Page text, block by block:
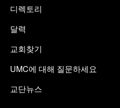
디렉토리
달력
교회찾기
UMC에 대해 질문하세요
교단뉴스